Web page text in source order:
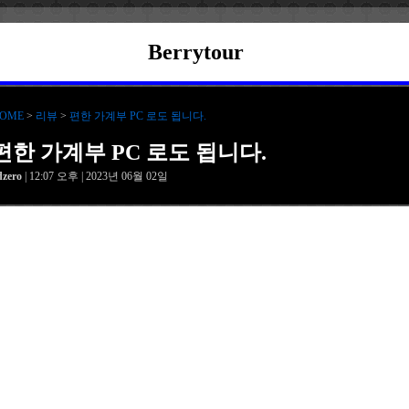
Berrytour
> 리뷰 > 편한 가계부 PC 로도 됩니다.
한 가계부 PC 로도 됩니다.
| 12:07 오후 | 2023년 06월 02일